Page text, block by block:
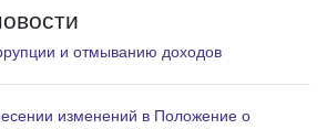
и отмыванию доходов
изменений в Положение о